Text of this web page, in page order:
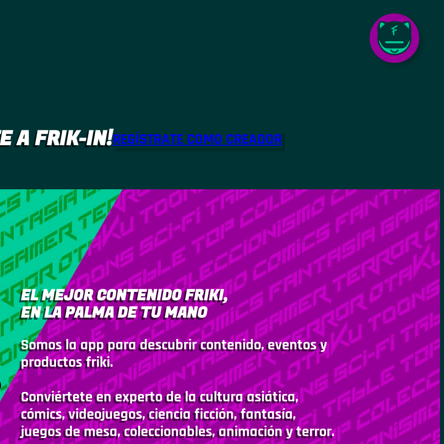
A FRIK-IN!REGÍSTRATE COMO CREADOR
EL MEJOR CONTENIDO FRIKI,
EN LA PALMA DE TU MANO
Somos la app para descubrir contenido, eventos y
productos friki.
Conviértete en experto de la cultura asiática,
cómics, videojuegos, ciencia ficción, fantasía,
juegos de mesa, coleccionables, animación y terror.